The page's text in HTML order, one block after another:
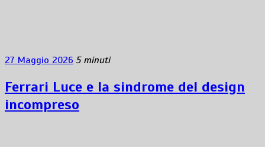
27 Maggio 2026 5 minuti
Ferrari Luce e la sindrome del design
incompreso